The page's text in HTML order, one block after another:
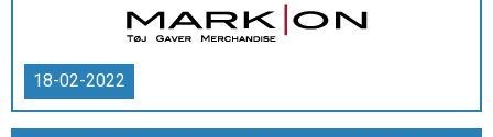
18-02-2022